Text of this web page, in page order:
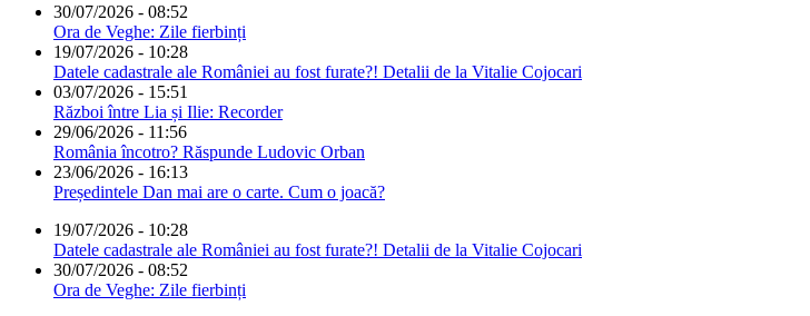
30/07/2026 - 08:52
Ora de Veghe: Zile fierbinți
19/07/2026 - 10:28
Datele cadastrale ale României au fost furate?! Detalii de la Vitalie Cojocari
03/07/2026 - 15:51
Război între Lia și Ilie: Recorder
29/06/2026 - 11:56
România încotro? Răspunde Ludovic Orban
23/06/2026 - 16:13
Președintele Dan mai are o carte. Cum o joacă?
19/07/2026 - 10:28
Datele cadastrale ale României au fost furate?! Detalii de la Vitalie Cojocari
30/07/2026 - 08:52
Ora de Veghe: Zile fierbinți